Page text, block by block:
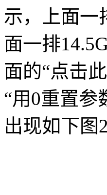
示，上面一
面一排
面的“点击
“用0重置参
出现如下图